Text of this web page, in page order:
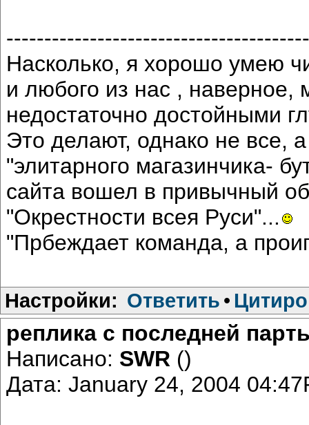
Насколько, я хорошо умею
и любого из нас , наверное,
недостаточно достойными
Это делают, однако не все,
"элитарного магазинчика-
сайта вошел в привычный
"Окрестности всея Руси"...
"Прбеждает команда, а
Настройки: Ответить •
реплика с последней
Написано: SWR ()
Дата: January 24, 2004